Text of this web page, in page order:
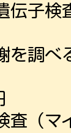
伝子検
調べ
（マ